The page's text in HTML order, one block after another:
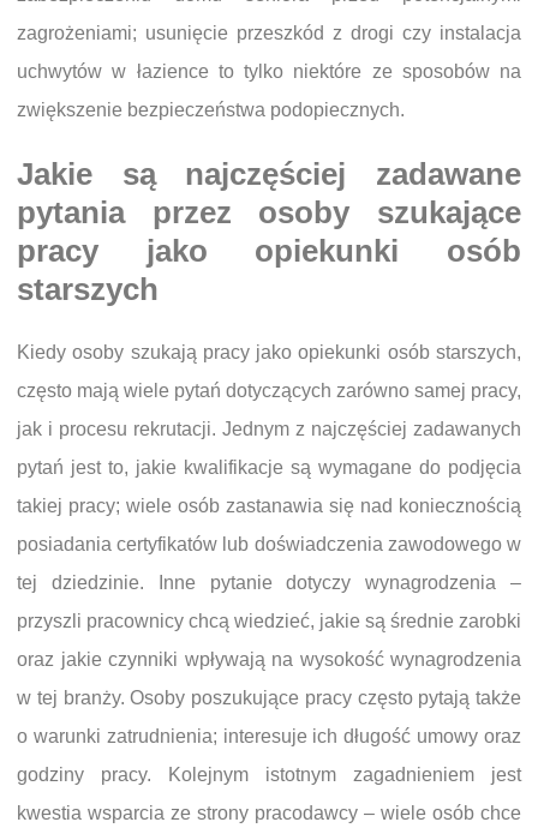
zagrożeniami; usunięcie przeszkód z drogi czy instalacja
uchwytów w łazience to tylko niektóre ze sposobów na
zwiększenie bezpieczeństwa podopiecznych.
Jakie są najczęściej zadawane
pytania przez osoby szukające
pracy jako opiekunki osób
starszych
Kiedy osoby szukają pracy jako opiekunki osób starszych,
często mają wiele pytań dotyczących zarówno samej pracy,
jak i procesu rekrutacji. Jednym z najczęściej zadawanych
pytań jest to, jakie kwalifikacje są wymagane do podjęcia
takiej pracy; wiele osób zastanawia się nad koniecznością
posiadania certyfikatów lub doświadczenia zawodowego w
tej dziedzinie. Inne pytanie dotyczy wynagrodzenia –
przyszli pracownicy chcą wiedzieć, jakie są średnie zarobki
oraz jakie czynniki wpływają na wysokość wynagrodzenia
w tej branży. Osoby poszukujące pracy często pytają także
o warunki zatrudnienia; interesuje ich długość umowy oraz
godziny pracy. Kolejnym istotnym zagadnieniem jest
kwestia wsparcia ze strony pracodawcy – wiele osób chce